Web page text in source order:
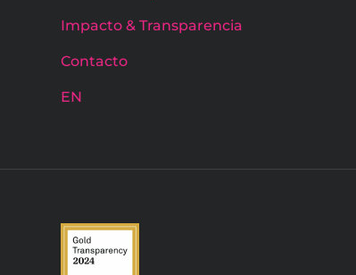
Impacto & Transparencia
Contacto
EN